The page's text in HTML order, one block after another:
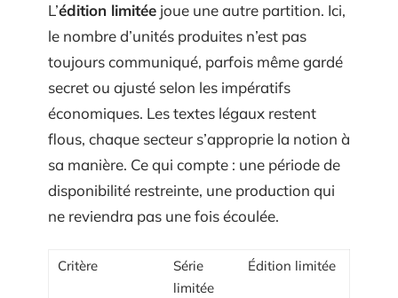
L’édition limitée joue une autre partition. Ici,
le nombre d’unités produites n’est pas
toujours communiqué, parfois même gardé
secret ou ajusté selon les impératifs
économiques. Les textes légaux restent
flous, chaque secteur s’approprie la notion à
sa manière. Ce qui compte : une période de
disponibilité restreinte, une production qui
ne reviendra pas une fois écoulée.
Critère
Série
limitée
Édition limitée